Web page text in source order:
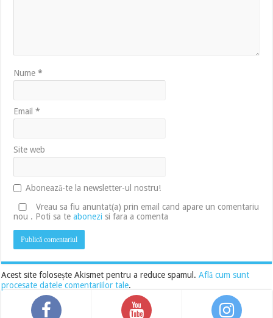
Nume*
Email*
Site web
Abonează-te la newsletter-ul nostru!
Vreau sa fiu anuntat(a) prin email cand apare un comentariu
nou . Poti sa teabonezi si fara a comenta
Acest site folosește Akismet pentru a reduce spamul.Află cum sunt
procesate datele comentariilor tale.